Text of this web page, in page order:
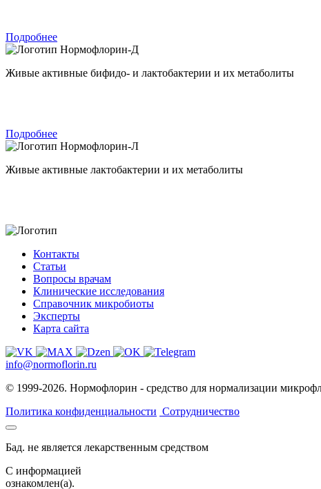
Подробнее
Нормофлорин-Д
Живые активные бифидо- и лактобактерии и их метаболиты
Подробнее
Нормофлорин-Л
Живые активные лактобактерии и их метаболиты
Контакты
Статьи
Вопросы врачам
Клинические исследования
Справочник микробиоты
Эксперты
Карта сайта
info@normoflorin.ru
© 1999-2026. Нормофлорин - средство для нормализации
Политика конфиденциальности Сотрудничество
Бад. не является лекарственным средством
C информацией
ознакомлен(а).